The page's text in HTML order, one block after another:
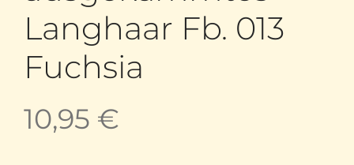
Langhaar Fb. 013
Fuchsia
10,95 €